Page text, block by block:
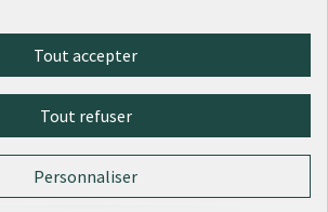
externe)
Politics
(Lien externe)
grâce au
Licence
(Lien
Tout accepter
Tout refuser
Personnaliser